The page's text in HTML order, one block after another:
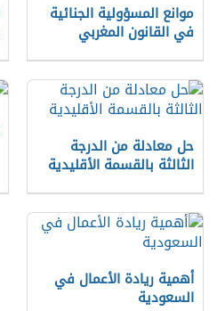
موانع المسؤولية الجنائية
في القانون المغربي
حل معادلة من الدرجة
الثالثة بالقسمة الأقليدية
أهمية ريادة الأعمال في
السعودية